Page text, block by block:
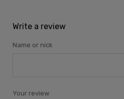
Write a review
Name or nick
Your review